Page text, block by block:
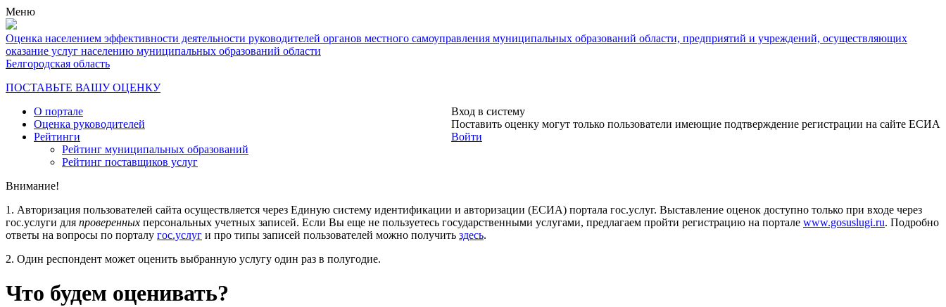
Меню
Оценка населением эффективности деятельности руководителей органов местного самоуправления муниципальных образований области, предприятий и учреждений, осуществляющих
оказание услуг населению муниципальных образований области
Белгородская область
ПОСТАВЬТЕ ВАШУ ОЦЕНКУ
Вход в систему
Поставить оценку могут только пользователи имеющие подтверждение регистрации на сайте ЕСИА
Войти
О портале
Оценка руководителей
Рейтинги
Рейтинг муниципальных образований
Рейтинг поставщиков услуг
Внимание!
1. Авторизация пользователей сайта осуществляется через Единую систему идентификации и авторизации (ЕСИА) портала гос.услуг. Выставление оценок доступно только при входе через
гос.услуги для проверенных персональных учетных записей. Если Вы еще не пользуетесь государственными услугами, предлагаем пройти регистрацию на портале www.gosuslugi.ru. Подробно
ответы на вопросы по порталу гос.услуг и про типы записей пользователей можно получить здесь.
2. Один респондент может оценить выбранную услугу один раз в полугодие.
Что будем оценивать?